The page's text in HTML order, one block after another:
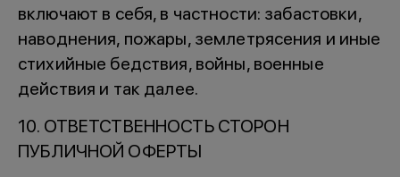
включают в себя, в частности: забастовки,
наводнения, пожары, землетрясения и иные
стихийные бедствия, войны, военные
действия и так далее.
10. ОТВЕТСТВЕННОСТЬ СТОРОН
ПУБЛИЧНОЙ ОФЕРТЫ